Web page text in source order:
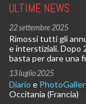
ULTIME NEWS
22 settembre 2025
Rimossi tutti gli
e interstiziali. Dopo
basta per dare una
13 luglio 2025
Diario e
Occitania (Francia)